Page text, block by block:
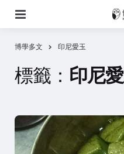
博學多文 印尼愛玉
標籤： 印尼